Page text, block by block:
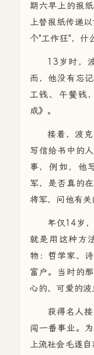
期六早上的报
上替报纸传递
个"工作狂"，什
13岁时，
而，他没有忘
工钱、午餐钱
成》。
接着，波
写信给书中的
事，例如，他
军，是否真的
将军，问他有关
年仅14岁
就是用这种方
物：哲学家、
富户。当时的
心的、可爱的波
获得名人
闯一番事业。
上流社会毛遂自